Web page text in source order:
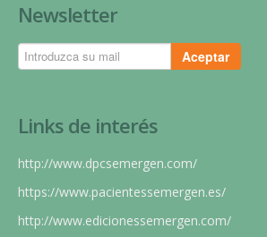
Newsletter
Aceptar
Links de interés
http://www.dpcsemergen.com/
https://www.pacientessemergen.es/
http://www.edicionessemergen.com/